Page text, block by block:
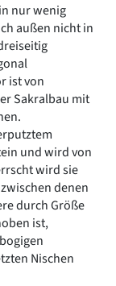
nur wenig
außen nicht in
ist von
Sakralbau mit
und wird von
wird sie
denen
durch Größe
ist,
Nischen